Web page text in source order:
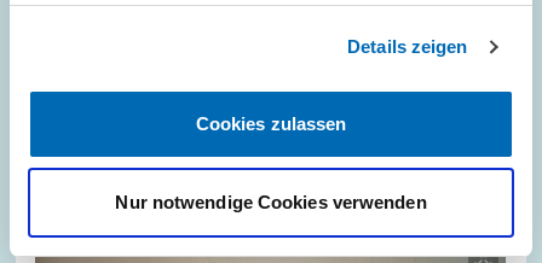
Details zeigen
Cookies zulassen
Nur notwendige Cookies verwenden